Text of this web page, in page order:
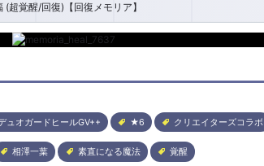
(超覚醒/回復)【回復メモリア】
ュオガードヒールGV++ ★6 クリエイターズコラボ
相澤一葉 素直になる魔法 覚醒